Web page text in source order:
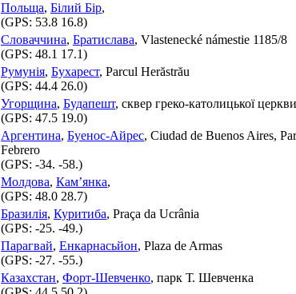
Польща, Білий Бір,
(GPS: 53.8 16.8)
Словаччина, Братислава, Vlastenecké námestie 1185/8
(GPS: 48.1 17.1)
Румунія, Бухарест, Parcul Herăstrău
(GPS: 44.4 26.0)
Угорщина, Будапешт, сквер греко-католицької церкви
(GPS: 47.5 19.0)
Аргентина, Буенос-Айрес, Ciudad de Buenos Aires,
Febrero
(GPS: -34. -58.)
Молдова, Кам’янка,
(GPS: 48.0 28.7)
Бразилія, Куритиба, Praça da Ucrânia
(GPS: -25. -49.)
Парагвай, Енкарнасьйон, Plaza de Armas
(GPS: -27. -55.)
Казахстан, Форт-Шевченко, парк Т. Шевченка